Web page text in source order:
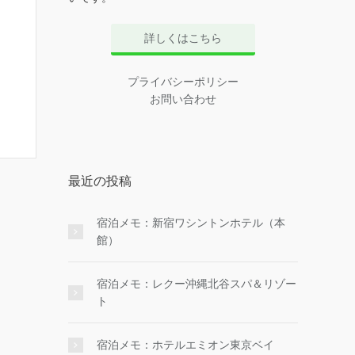
詳しくはこちら
プライバシーポリシー
お問い合わせ
最近の投稿
宿泊メモ：新宿ワシントンホテル（本
館）
宿泊メモ：レクー沖縄北谷スパ＆リゾー
ト
宿泊メモ：ホテルエミオン東京ベイ